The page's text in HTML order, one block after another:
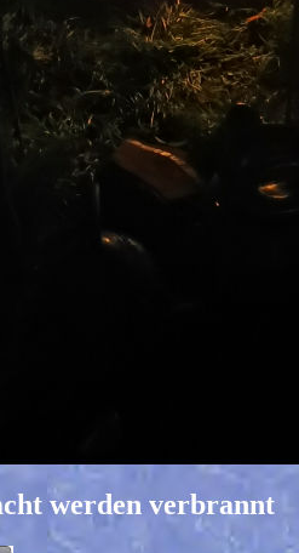
werden verbrannt